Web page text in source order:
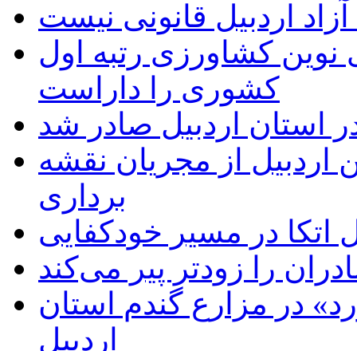
اردبیل قانونی نیست
نوین کشاورزی رتبه اول
کشوری را داراست
استان اردبیل صادر شد
از مجریان نقشه
برداری
در مسیر خودکفایی
را زودتر پیر می‌کند
در مزارع گندم استان
اردبیل